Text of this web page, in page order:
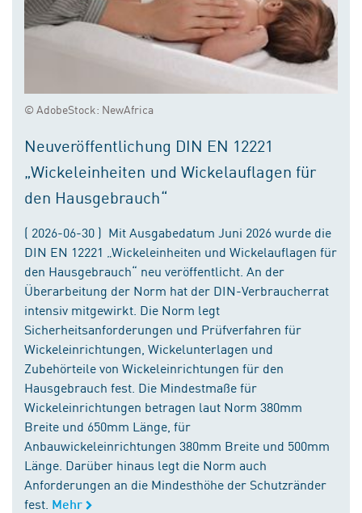
© AdobeStock: NewAfrica
Neuveröffentlichung DIN EN 12221
„Wickeleinheiten und Wickelauflagen für
den Hausgebrauch“
( 2026-06-30 ) Mit Ausgabedatum Juni 2026 wurde die
DIN EN 12221 „Wickeleinheiten und Wickelauflagen für
den Hausgebrauch“ neu veröffentlicht. An der
Überarbeitung der Norm hat der DIN-Verbraucherrat
intensiv mitgewirkt. Die Norm legt
Sicherheitsanforderungen und Prüfverfahren für
Wickeleinrichtungen, Wickelunterlagen und
Zubehörteile von Wickeleinrichtungen für den
Hausgebrauch fest. Die Mindestmaße für
Wickeleinrichtungen betragen laut Norm 380mm
Breite und 650mm Länge, für
Anbauwickeleinrichtungen 380mm Breite und 500mm
Länge. Darüber hinaus legt die Norm auch
Anforderungen an die Mindesthöhe der Schutzränder
fest. Mehr